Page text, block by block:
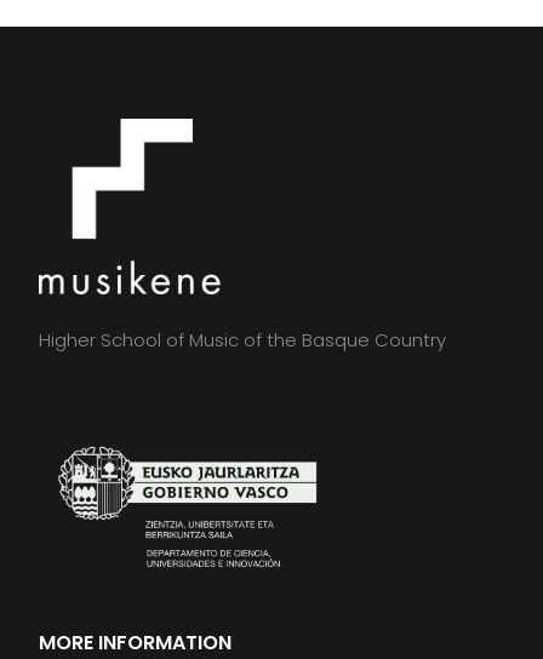
Higher School of Music of the Basque Country
MORE INFORMATION